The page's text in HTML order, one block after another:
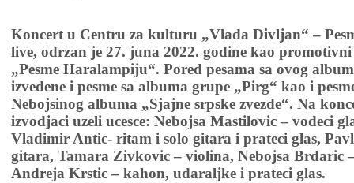
Koncert u Centru za kulturu „Vlada Divljan“ –
live, odrzan je 27. juna 2022. godine kao
„Pesme Haralampiju“. Pored pesama sa ovog
izvedene i pesme sa albuma grupe „Pirg“ kao i
Nebojsinog albuma „Sjajne srpske zvezde“. Na
izvodjaci uzeli ucesce: Nebojsa Mastilovic – vodeci
Vladimir Antic- ritam i solo gitara i prateci glas,
gitara, Tamara Zivkovic – violina, Nebojsa Brdaric
Andreja Krstic – kahon, udaraljke i prateci glas.